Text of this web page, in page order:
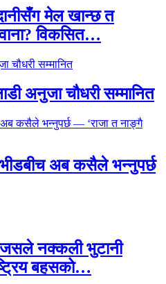
मेल खान्छ त
विकसित…
अनुजा चौधरी सम्मानित
अब कसैले भन्नुपर्छ
जसले नक्कली भुटानी
बहसको…